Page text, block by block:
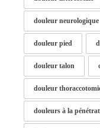
douleur neurologique
douleur pied
douleur talon
douleur
douleurs à la